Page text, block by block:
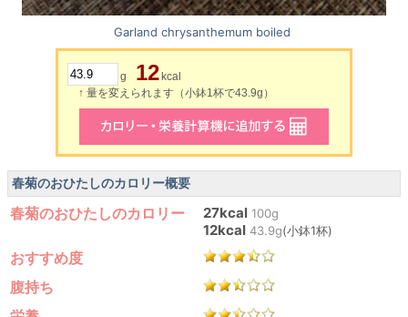
Garland chrysanthemum boiled
g 12 kcal
↑ 量を変えられます（小鉢1杯で43.9g）
春菊のおひたしのカロリー概要
春菊のおひたしのカロリー 27kcal 100g
12kcal 43.9g(小鉢1杯)
おすすめ度
腹持ち